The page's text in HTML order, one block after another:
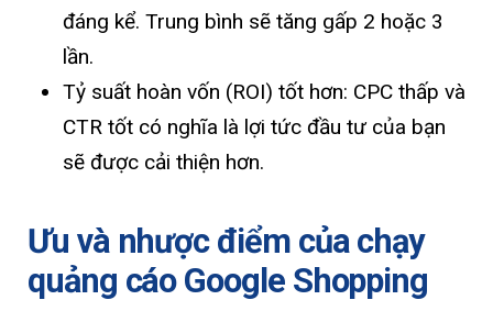
đáng kể. Trung bình sẽ tăng gấp 2 hoặc 3
lần.
Tỷ suất hoàn vốn (ROI) tốt hơn: CPC thấp và
CTR tốt có nghĩa là lợi tức đầu tư của bạn
sẽ được cải thiện hơn.
Ưu và nhược điểm của chạy
quảng cáo Google Shopping